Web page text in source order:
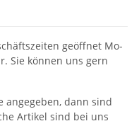
geöffnet Mo-
Sie können uns gern
angegeben, dann sind
Artikel sind bei uns